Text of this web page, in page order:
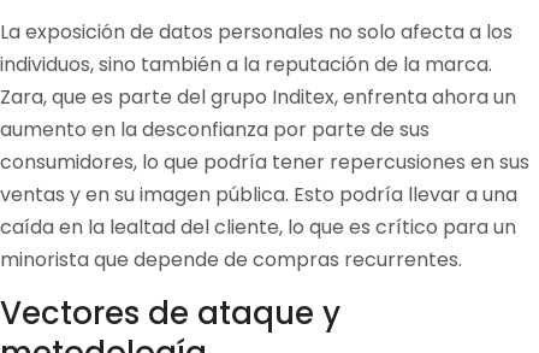
La exposición de datos personales no solo afecta a los
individuos, sino también a la reputación de la marca.
Zara, que es parte del grupo Inditex, enfrenta ahora un
aumento en la desconfianza por parte de sus
consumidores, lo que podría tener repercusiones en sus
ventas y en su imagen pública. Esto podría llevar a una
caída en la lealtad del cliente, lo que es crítico para un
minorista que depende de compras recurrentes.
Vectores de ataque y